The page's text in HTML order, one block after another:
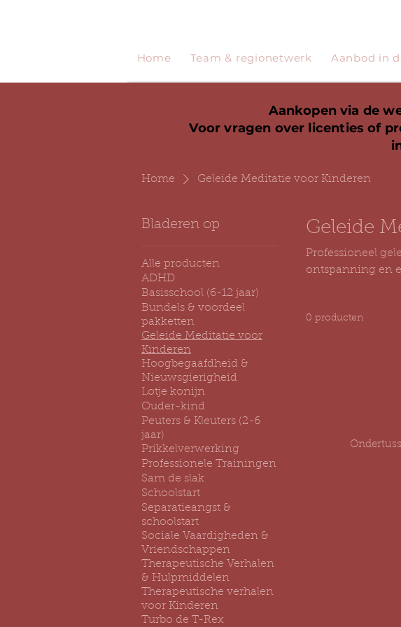
Home Team & regionetwerk Aanbod in
Aankopen via de
Voor vragen over licenties of
Home Geleide Meditatie voor Kinderen
Bladeren op
Alle producten
ADHD
Basisschool (6-12 jaar)
Bundels & voordeel
pakketten
Geleide Meditatie voor
Kinderen
Hoogbegaafdheid &
Nieuwsgierigheid
Lotje konijn
Ouder-kind
Peuters & Kleuters (2-6
jaar)
Prikkelverwerking
Professionele Trainingen
Sam de slak
Schoolstart
Separatieangst &
schoolstart
Sociale Vaardigheden &
Vriendschappen
Therapeutische Verhalen
& Hulpmiddelen
Therapeutische verhalen
voor Kinderen
Turbo de T-Rex
Geleide
Professioneel
ontspanning en
0 producten